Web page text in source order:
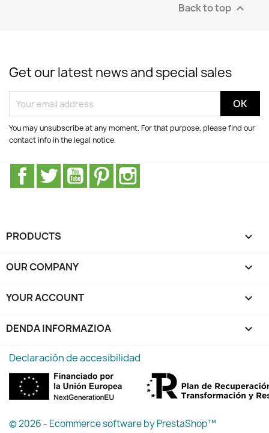
Back to top 
Get our latest news and special sales
You may unsubscribe at any moment. For that purpose, please find our
contact info in the legal notice.
Facebook
Twitter YoutubePinterest
PRODUCTS 
OUR COMPANY 
YOUR ACCOUNT 
DENDA INFORMAZIOA keyboard_arrow_down
Declaración de accesibilidad
© 2026 - Ecommerce software by PrestaShop™